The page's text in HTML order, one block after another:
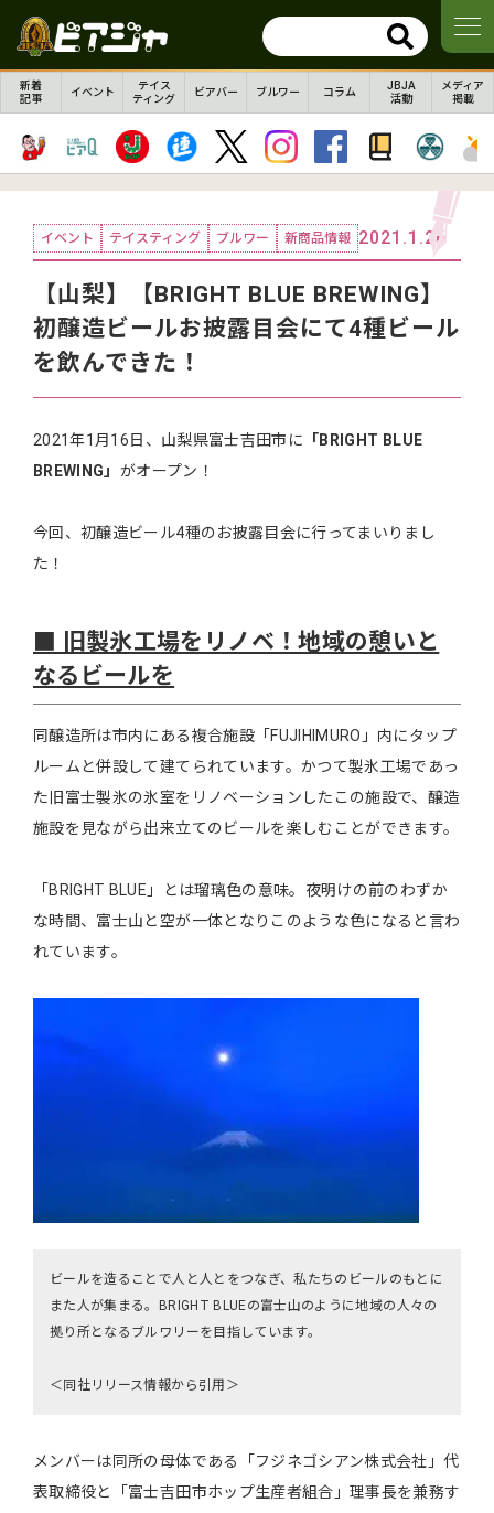
新着
記事
イベント
テイス
ティング
ビアバー ブルワー コラム
JBJA
活動
メディア
掲載
イベント テイスティング ブルワー 新商品情報 2021.1.26
【山梨】【BRIGHT BLUE BREWING】
初醸造ビールお披露目会にて4種ビール
を飲んできた！
2021年1月16日、山梨県富士吉田市に 「BRIGHT BLUE
BREWING」 がオープン！
今回、初醸造ビール4種のお披露目会に行ってまいりまし
た！
■ 旧製氷工場をリノベ！地域の憩いと
なるビールを
同醸造所は市内にある複合施設「FUJIHIMURO」内にタップ
ルームと併設して建てられています。かつて製氷工場であっ
た旧富士製氷の氷室をリノベーションしたこの施設で、醸造
施設を見ながら出来立てのビールを楽しむことができます。
「BRIGHT BLUE」とは瑠璃色の意味。夜明けの前のわずか
な時間、富士山と空が一体となりこのような色になると言わ
れています。
ビールを造ることで人と人とをつなぎ、私たちのビールのもとに
また人が集まる。BRIGHT BLUEの富士山のように地域の人々の
拠り所となるブルワリーを目指しています。
＜同社リリース情報から引用＞
メンバーは同所の母体である「フジネゴシアン株式会社」代
表取締役と「富士吉田市ホップ生産者組合」理事長を兼務す